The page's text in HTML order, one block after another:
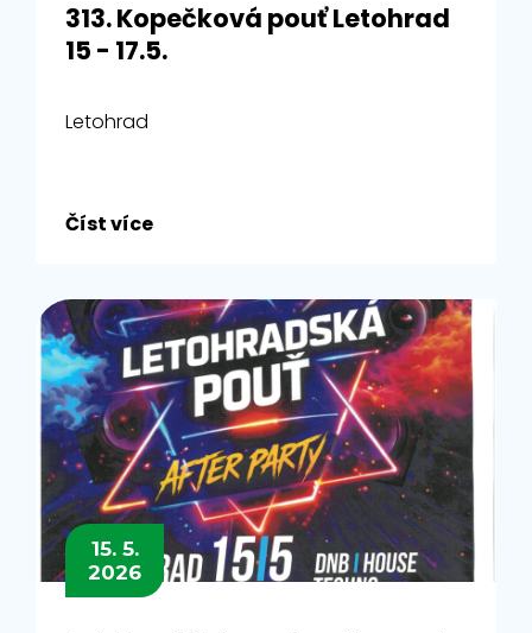
313. Kopečková pouť Letohrad
15 - 17.5.
Letohrad
Číst více
15. 5.
2026